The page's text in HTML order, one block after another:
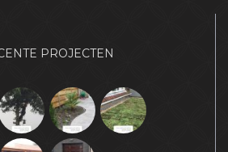
PROJECTEN